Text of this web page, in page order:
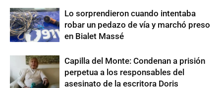
Lo sorprendieron cuando intentaba
robar un pedazo de vía y marchó preso
en Bialet Massé
Capilla del Monte: Condenan a prisión
perpetua a los responsables del
asesinato de la escritora Doris